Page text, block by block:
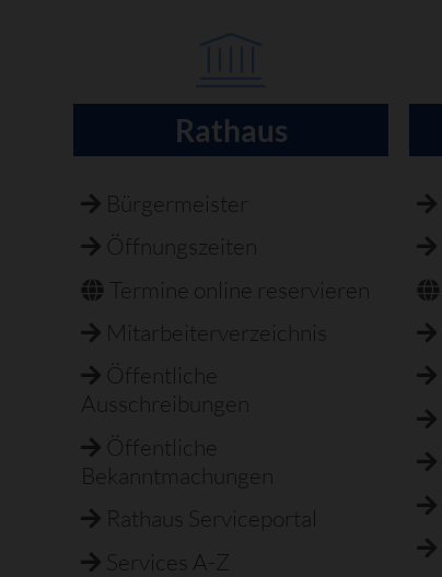
Rathaus
Bürgermeister
Öffnungszeiten
Termine online reservieren
Mitarbeiterverzeichnis
Öffentliche
Ausschreibungen
Öffentliche
Bekanntmachungen
Rathaus Serviceportal
Services A-Z